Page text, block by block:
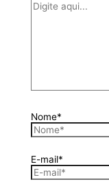
Nome*
E-mail*